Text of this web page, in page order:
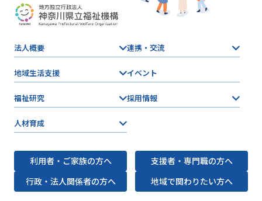
法人概要
地域生活支援
福祉研究
人材育成
連携・交流
イベント
採用情報
利用者・ご家族の方へ
支援者・専門職の方へ
行政・法人関係者の方へ
地域で関わりたい方へ